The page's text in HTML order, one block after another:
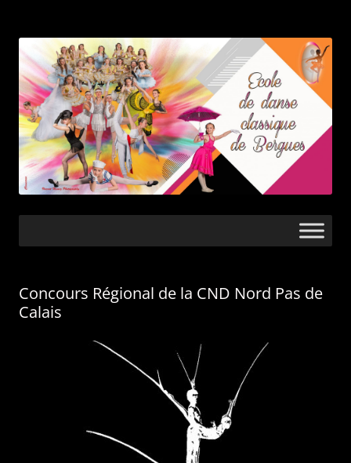
Ecole de danse
classique de
Bergues
Aller
Concours Régional de la CND Nord Pas de
Calais